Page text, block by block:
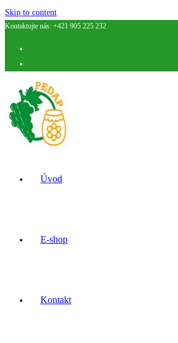
Skip to content
Kontaktujte nás: +421 905 225 232
Úvod
E-shop
Kontakt